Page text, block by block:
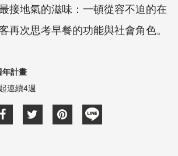
接地氣的滋味：一頓從容不迫的在
再次思考早餐的功能與社會角色。
年計畫
連續4週